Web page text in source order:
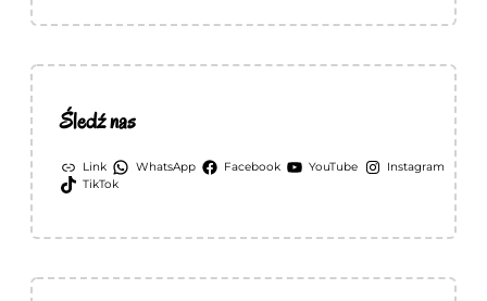
Śledź nas
Link WhatsApp Facebook YouTube
Instagram
TikTok